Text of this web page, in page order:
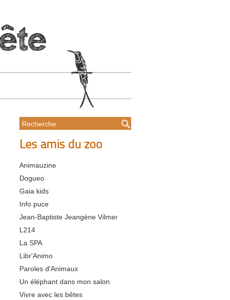
Les amis du zoo
Animauzine
Dogueo
Gaia kids
Info puce
Jean-Baptiste Jeangène Vilmer
L214
La SPA
Libr'Animo
Paroles d'Animaux
Un éléphant dans mon salon
Vivre avec les bêtes